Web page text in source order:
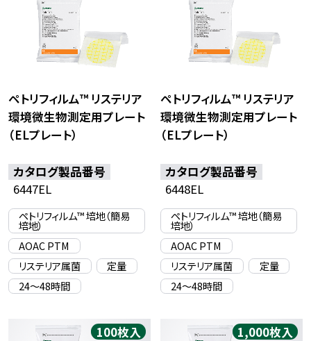
ペトリフィルム™ リステリア
環境微生物測定用プレート
（ELプレート）
カタログ製品番号
6447EL
ペトリフィルム™ 培地（簡易
培地）
AOAC PTM
リステリア属菌
定量
24〜48時間
ペトリフィルム™ リステリア
環境微生物測定用プレート
（ELプレート）
カタログ製品番号
6448EL
ペトリフィルム™ 培地（簡易
培地）
AOAC PTM
リステリア属菌
定量
24〜48時間
100枚入 1,000枚入